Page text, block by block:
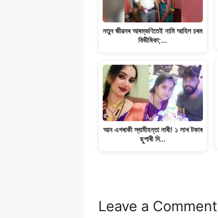
নতুন জীৱনৰ আৰম্ভণিতেই নামি আহিল চৰম
বিভীষিকা;…
আন এগৰাকী স্বামীহন্তা নাৰী! ১ লাখ টকাৰ
ছুপাৰী দি…
Leave a Comment